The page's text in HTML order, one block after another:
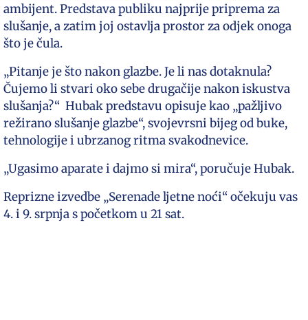
ambijent. Predstava publiku najprije priprema za
slušanje, a zatim joj ostavlja prostor za odjek onoga
što je čula.
„Pitanje je što nakon glazbe. Je li nas dotaknula?
Čujemo li stvari oko sebe drugačije nakon iskustva
slušanja?“ Hubak predstavu opisuje kao „pažljivo
režirano slušanje glazbe“, svojevrsni bijeg od buke,
tehnologije i ubrzanog ritma svakodnevice.
„Ugasimo aparate i dajmo si mira“, poručuje Hubak.
Reprizne izvedbe „Serenade ljetne noći“ očekuju vas
4. i 9. srpnja s početkom u 21 sat.